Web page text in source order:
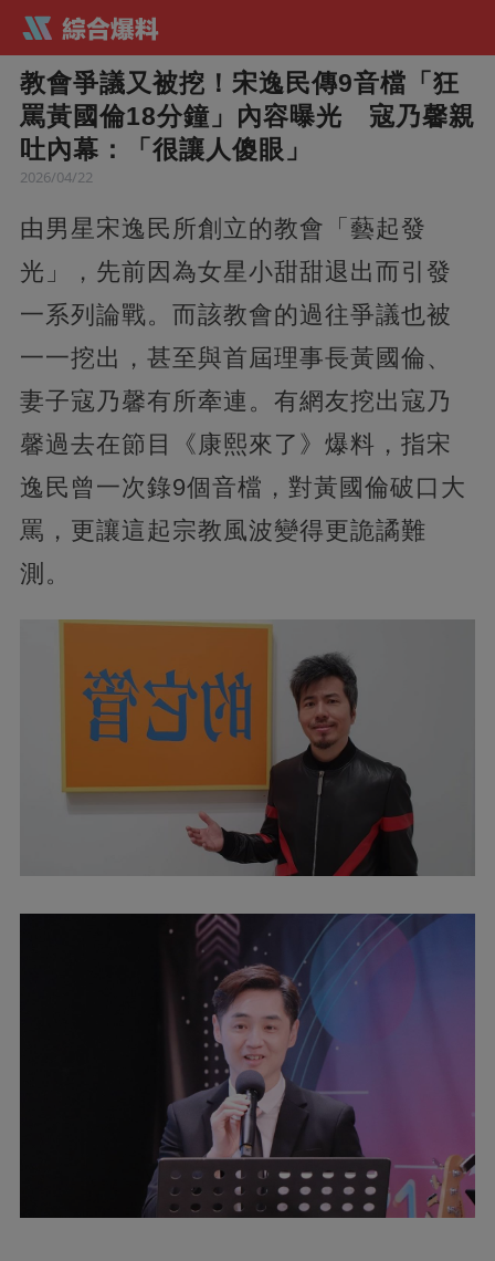
教會爭議又被挖！宋逸民傳9音檔「狂
罵黃國倫18分鐘」內容曝光 寇乃馨親
吐內幕：「很讓人傻眼」
2026/04/22
由男星宋逸民所創立的教會「藝起發
光」，先前因為女星小甜甜退出而引發
一系列論戰。而該教會的過往爭議也被
一一挖出，甚至與首屆理事長黃國倫、
妻子寇乃馨有所牽連。有網友挖出寇乃
馨過去在節目《康熙來了》爆料，指宋
逸民曾一次錄9個音檔，對黃國倫破口大
罵，更讓這起宗教風波變得更詭譎難
測。